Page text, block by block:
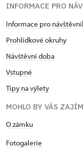
INFORMACE PRO
Informace pro
Prohlídkové okruhy
Návštěvní doba
Vstupné
Tipy na výlety
MOHLO BY VÁS
O zámku
Fotogalerie